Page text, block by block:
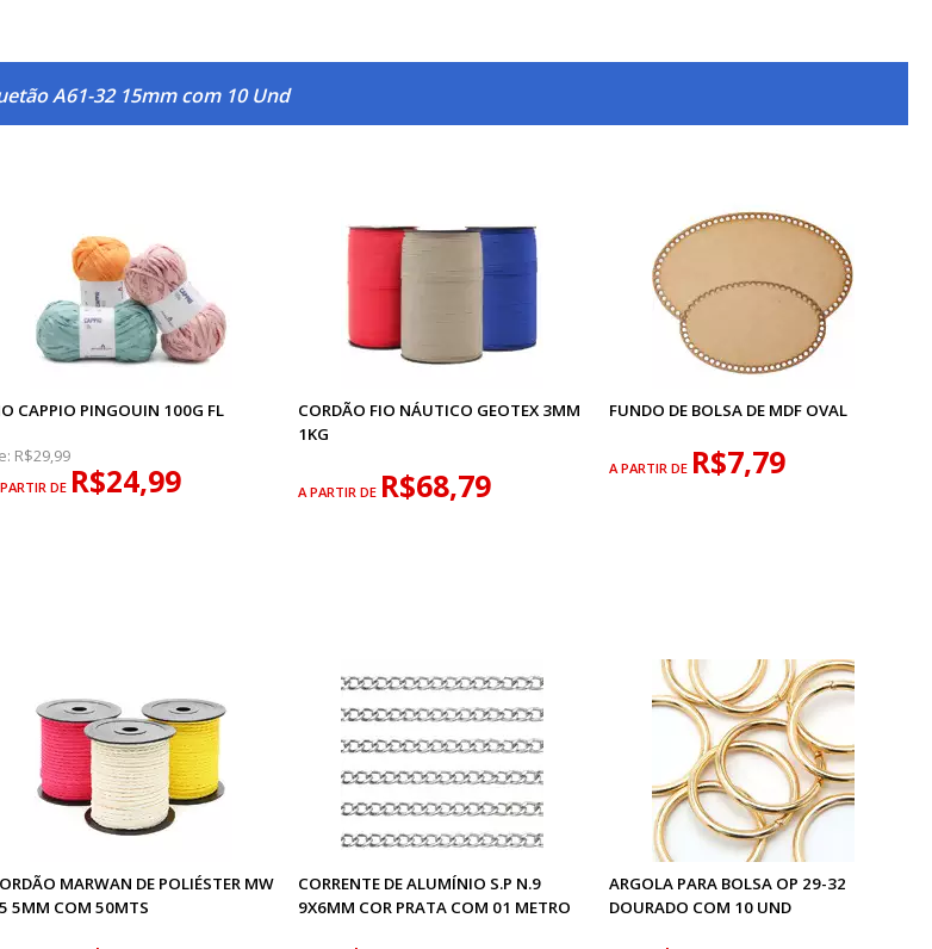
A61-32 15mm com 10 Und
CAPPIO PINGOUIN 100G FL
R$29,99
DE R$24,99
CORDÃO FIO NÁUTICO GEOTEX 3MM
1KG
A PARTIR DE R$68,79
FUNDO DE BOLSA DE MDF OVAL
A PARTIR DE R$7,79
MARWAN DE POLIÉSTER MW
5MM COM 50MTS
CORRENTE DE ALUMÍNIO S.P N.9
9X6MM COR PRATA COM 01 METRO
ARGOLA PARA BOLSA OP 29-32
DOURADO COM 10 UND